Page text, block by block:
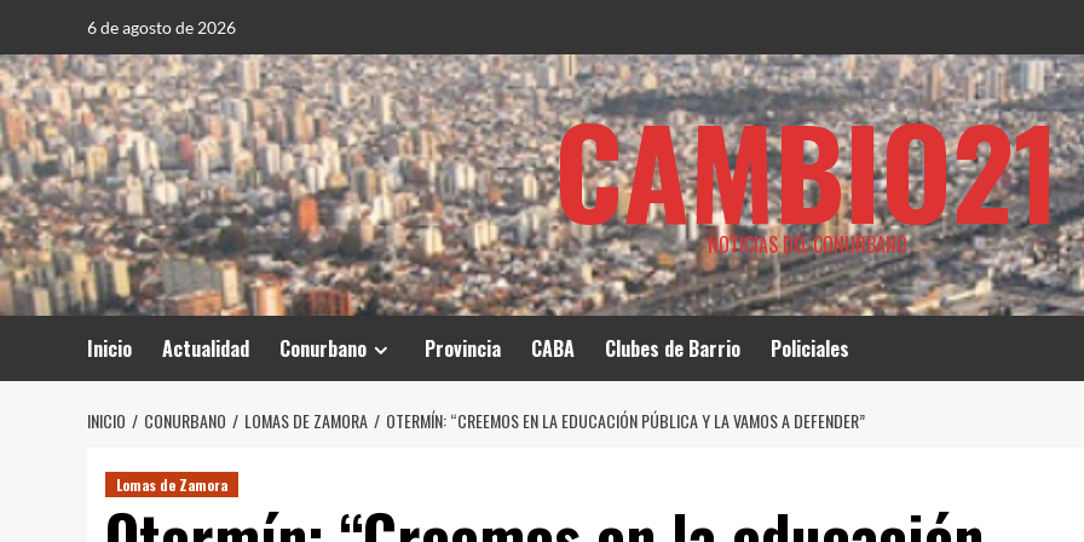
contenido
6 de agosto de 2026
CAMBIO21
NOTICIAS DEL CONURBANO
Inicio Actualidad Conurbano Provincia CABA Clubes de Barrio Policiales
INICIO CONURBANO LOMAS DE ZAMORA OTERMÍN: “CREEMOS EN LA EDUCACIÓN PÚBLICA Y LA VAMOS A DEFENDER”
Lomas de Zamora